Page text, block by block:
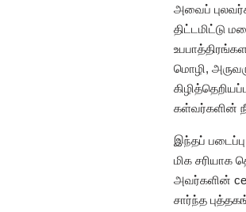
அவைப்
திட்டமிட்டு
மொழி,
கள்வர்களின்
இந்தப்
மிக சரியாக
அவர்களின்
சார்ந்த